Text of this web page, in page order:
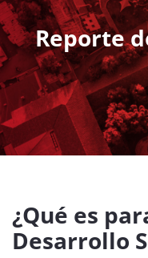
Reporte
¿Qué es
Desarrollo